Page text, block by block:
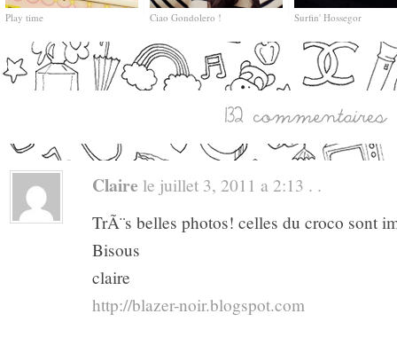
Play time Ciao Gondolero ! Surfin' Hossegor
Claire le juillet 3, 2011 a 2:13 . .
TrÃ¨s belles photos! celles du croco sont
Bisous
claire
http://blazer-noir.blogspot.com